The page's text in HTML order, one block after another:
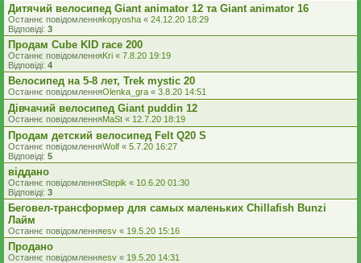
Дитячий велосипед Giant animator 12 та Giant animator 16
Останнє повідомленняkopyosha « 24.12.20 18:29
Відповіді: 3
Продам Cube KID race 200
Останнє повідомленняKri « 7.8.20 19:19
Відповіді: 4
Велосипед на 5-8 лет, Trek mystic 20
Останнє повідомленняOlenka_gra « 3.8.20 14:51
Дівчачий велосипед Giant puddin 12
Останнє повідомленняMaSt « 12.7.20 18:19
Продам детский велосипед Felt Q20 S
Останнє повідомленняWolf « 5.7.20 16:27
Відповіді: 5
віддано
Останнє повідомленняStepik « 10.6.20 01:30
Відповіді: 3
Беговел-трансформер для самых маленьких Chillafish Bunzi
Лайм
Останнє повідомленняesv « 19.5.20 15:16
Продано
Останнє повідомленняesv « 19.5.20 14:31